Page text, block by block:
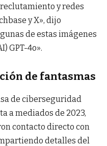
y redes
y X», dijo
de estas imágenes
GPT-4o».
de fantasmas
de ciberseguridad
a mediados de 2023,
contacto directo con
detalles del